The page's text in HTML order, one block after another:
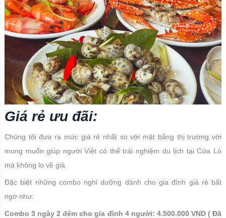
Giá rẻ ưu đãi:
Chúng tôi đưa ra mức giá rẻ nhất so với mặt bằng thị trường với
mong muốn giúp người Việt có thể trải nghiệm du lịch tại Cửa Lò
mà không lo về giá.
Đặc biệt những combo nghỉ dưỡng dành cho gia đình giá rẻ bất
ngờ như:
Combo 3 ngày 2 đêm cho gia đình 4 người: 4.500.000 VND ( Đã